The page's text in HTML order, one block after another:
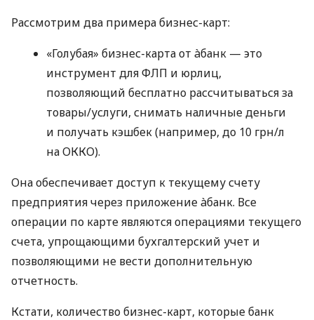
Рассмотрим два примера бизнес-карт:
«Голубая» бизнес-карта от àбанк — это
инструмент для ФЛП и юрлиц,
позволяющий бесплатно рассчитываться за
товары/услуги, снимать наличные деньги
и получать кэшбек (например, до 10 грн/л
на ОККО).
Она обеспечивает доступ к текущему счету
предприятия через приложение àбанк. Все
операции по карте являются операциями текущего
счета, упрощающими бухгалтерский учет и
позволяющими не вести дополнительную
отчетность.
Кстати, количество бизнес-карт, которые банк